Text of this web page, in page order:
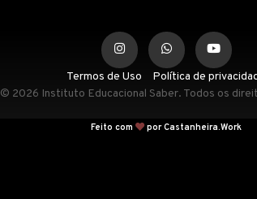
Termos de Uso
Política de
© 2026 Instituto Educacional Saber. Todos os
Feito com por Castanheira.Work